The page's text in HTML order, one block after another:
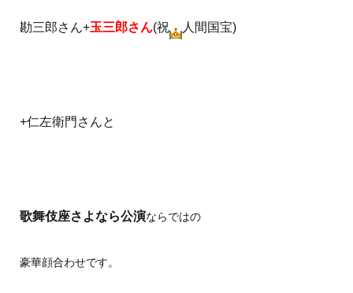
勘三郎さん+玉三郎さん(祝 人間国宝)
+仁左衛門さんと
歌舞伎座さよなら公演ならではの
豪華顔合わせです。